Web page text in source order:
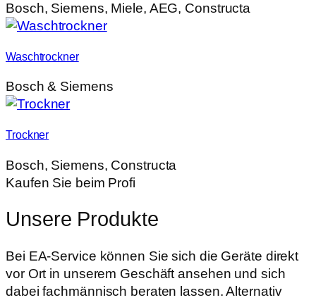
Bosch, Siemens, Miele, AEG, Constructa
Waschtrockner
Bosch & Siemens
Trockner
Bosch, Siemens, Constructa
Kaufen Sie beim Profi
Unsere Produkte
Bei EA-Service können Sie sich die Geräte direkt
vor Ort in unserem Geschäft ansehen und sich
dabei fachmännisch beraten lassen. Alternativ